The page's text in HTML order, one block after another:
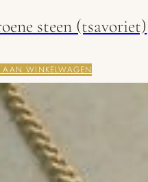
steen (tsavoriet)
AAN WINKELWAGEN